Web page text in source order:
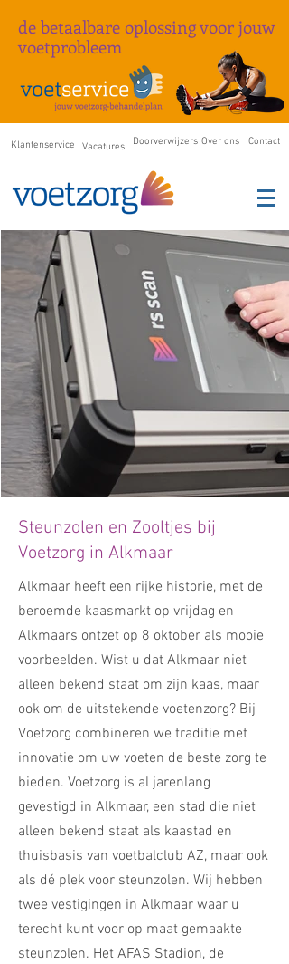
de betaalbare oplossingvoor jouw
voetprobleem
Klantenservice Vacatures Doorverwijzers Over ons Contact
Steunzolen en Zooltjes bij
Voetzorg in Alkmaar
Alkmaar heeft een rijke historie, met de
beroemde kaasmarkt op vrijdag en
Alkmaars ontzet op 8 oktober als mooie
voorbeelden. Wist u dat Alkmaar niet
alleen bekend staat om zijn kaas, maar
ook om de uitstekende voetenzorg? Bij
Voetzorg combineren we traditie met
innovatie om uw voeten de beste zorg te
bieden. Voetzorg is al jarenlang
gevestigd in Alkmaar, een stad die niet
alleen bekend staat als kaastad en
thuisbasis van voetbalclub AZ, maar ook
als dé plek voor steunzolen. Wij hebben
twee vestigingen in Alkmaar waar u
terecht kunt voor op maat gemaakte
steunzolen. Het AFAS Stadion, de